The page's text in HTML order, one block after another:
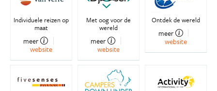
Individuele reizen op
maat
meer
website
Met oog voor de
wereld
meer
website
Ontdek de wereld
meer
website